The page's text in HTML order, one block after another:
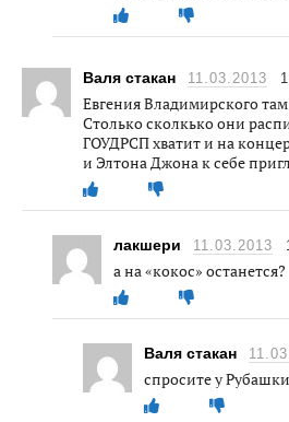
Валя стакан 11.03.2013
Евгения Владимирского
Столько сколкько они
ГОУДРСП хватит и на
и Элтона Джона к себе
лакшери 11.03.2013
а на «кокос» останется?
Валя стакан
спросите у